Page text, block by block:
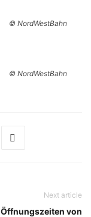
© NordWestBahn
© NordWestBahn
Next article
Öffnungszeiten von